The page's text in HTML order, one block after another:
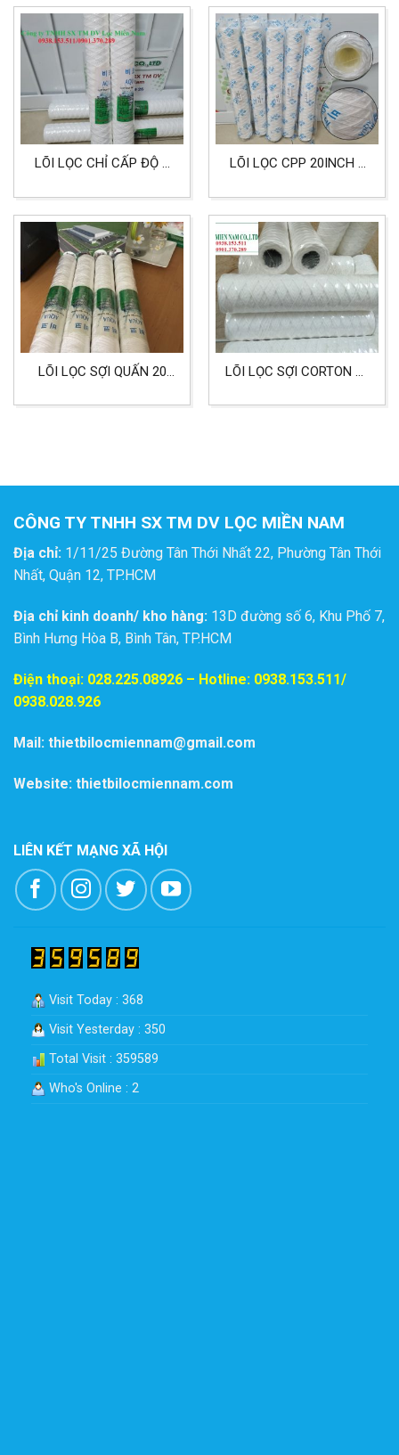
LÕI LỌC CHỈ CẤP ĐỘ 5
20 INCH DÙNG CHO LỌC
DẦU NHỚT
LÕI LỌC CPP 20INCH 1
POLYPROPYLEN DÙNG
CHO LỌC HÓA CHẤT
LÕI LỌC SỢI QUẤN 20
LÕI LỌC SỢI CORTON 10
NHIỆT VÀ HÓA CHẤT
CÔNG TY TNHH SX TM DV LỌC MIỀN NAM
Địa chỉ: 1/11/25 Đường Tân Thới Nhất 22, Phường Tân Thới
Nhất, Quận 12, TP.HCM
Địa chỉ kinh doanh/ kho hàng: 13D đường số 6, Khu Phố 7,
Bình Hưng Hòa B, Bình Tân, TP.HCM
Điện thoại: 028.225.08926 – Hotline: 0938.153.511/
0938.028.926
Mail: thietbilocmiennam@gmail.com
Website: thietbilocmiennam.com
LIÊN KẾT MẠNG XÃ HỘI
Visit Today : 368
Visit Yesterday : 350
Total Visit : 359589
Who's Online : 2